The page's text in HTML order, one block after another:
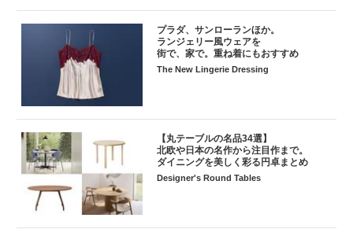
プラダ、サンローランほか。
ランジェリー風ウェアを
街で、家で。重ね着にもおすすめ
The New Lingerie Dressing
【丸テーブルの名品34選】
北欧や日本の名作から注目作まで。
ダイニングを美しく彩る円卓まとめ
Designer's Round Tables